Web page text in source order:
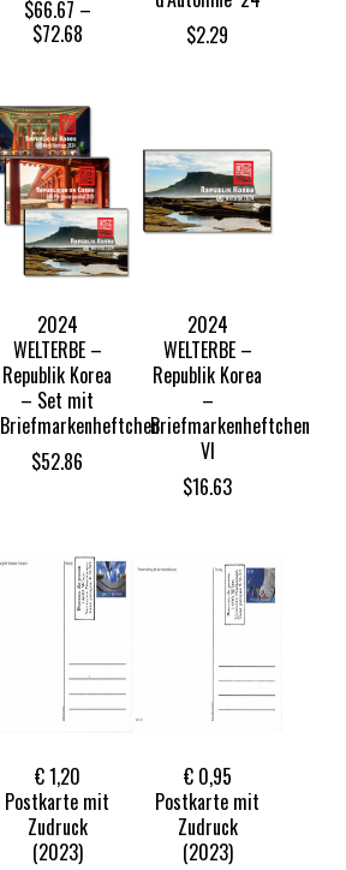
$66.67 –
$72.68Price
through
$2.29
2024
WELTERBE –
Republik Korea
– Set mit
Briefmarkenheftchen
$52.86
2024
WELTERBE –
Republik Korea
–
Briefmarkenheftchen
VI
$16.63
€ 1,20
Postkarte mit
Zudruck
(2023)
€ 0,95
Postkarte mit
Zudruck
(2023)